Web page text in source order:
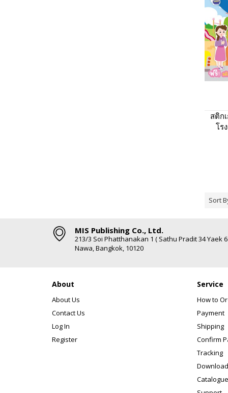
สติก
โร
Sort
MIS Publishing Co., Ltd.
213/3 Soi Phatthanakan 1 ( Sathu Pradit 34 Yaek
Nawa, Bangkok, 10120
About
About Us
Contact Us
Log In
Register
Service
How to
Payment
Shipping
Confirm
Tracking